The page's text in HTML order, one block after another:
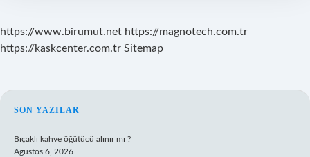
https://www.birumut.net https://magnotech.com.tr
https://kaskcenter.com.tr Sitemap
SIDEBAR
SON YAZILAR
Bıçaklı kahve öğütücü alınır mı ?
Ağustos 6, 2026